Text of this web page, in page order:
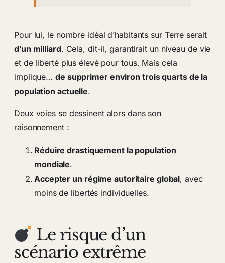
Pour lui, le nombre idéal d’habitants sur Terre serait
d’un milliard. Cela, dit-il, garantirait un niveau de vie
et de liberté plus élevé pour tous. Mais cela
implique…de supprimer environ trois quarts de la
population actuelle.
Deux voies se dessinent alors dans son
raisonnement :
Réduire drastiquement la population
mondiale.
Accepter un régime autoritaire global, avec
moins de libertés individuelles.
Le risque d’un
scénario extrême